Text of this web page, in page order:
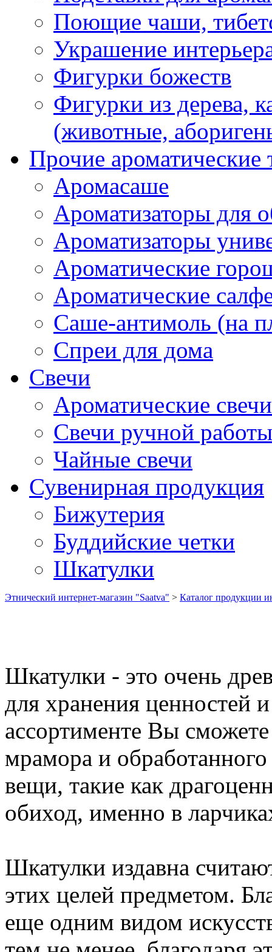
Поющие чаши,
Украшение
Фигурки божеств
Фигурки из дерева,
(животные,
Прочие ароматические
Аромасаше
Ароматизаторы для
Ароматизаторы
Ароматические
Ароматические
Саше-антимоль (на
Спреи для дома
Свечи
Ароматические свечи
Свечи ручной работы
Чайные свечи
Сувенирная продукция
Бижутерия
Буддийские четки
Шкатулки
Этнический интернет-магазин "Saatva" > Каталог продукции
Шкатулки - это очень
для хранения
ассортименте Вы
мрамора и
вещи, такие как
обиход, именно в
Шкатулки издавна
этих целей предметом.
еще одним видом